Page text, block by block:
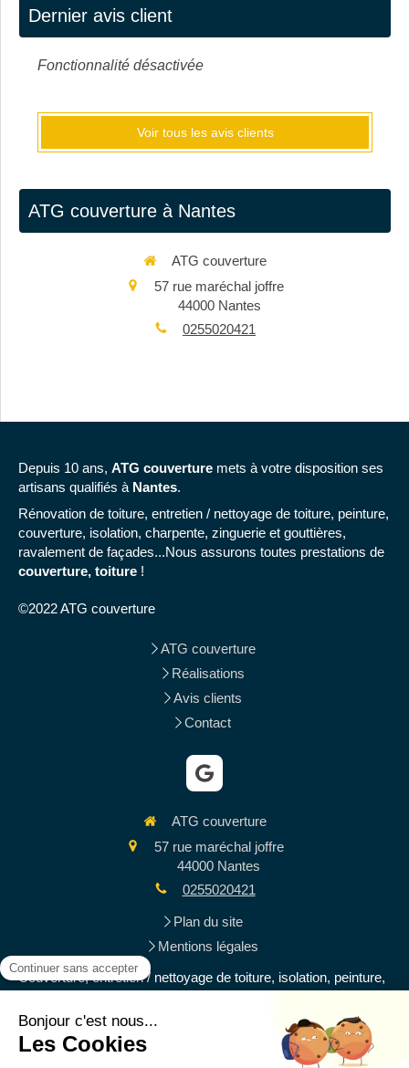
Dernier avis client
Fonctionnalité désactivée
Voir tous les avis clients
ATG couverture à Nantes
ATG couverture
57 rue maréchal joffre
44000 Nantes
0255020421
Depuis 10 ans, ATG couverture mets à votre disposition ses
artisans qualifiés à Nantes.
Rénovation de toiture, entretien / nettoyage de toiture, peinture,
couverture, isolation, charpente, zinguerie et gouttières,
ravalement de façades...Nous assurons toutes prestations de
couverture, toiture !
©2022 ATG couverture
ATG couverture
Réalisations
Avis clients
Contact
ATG couverture
57 rue maréchal joffre
44000 Nantes
0255020421
Plan du site
Mentions légales
Couverture, entretien / nettoyage de toiture, isolation, peinture,
gouttières, charpente